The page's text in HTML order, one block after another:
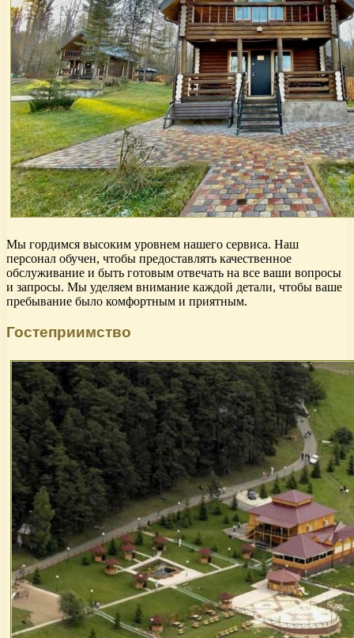
Мы гордимся высоким уровнем нашего сервиса. Наш
персонал обучен, чтобы предоставлять качественное
обслуживание и быть готовым отвечать на все ваши вопросы
и запросы. Мы уделяем внимание каждой детали, чтобы ваше
пребывание было комфортным и приятным.
Гостеприимство